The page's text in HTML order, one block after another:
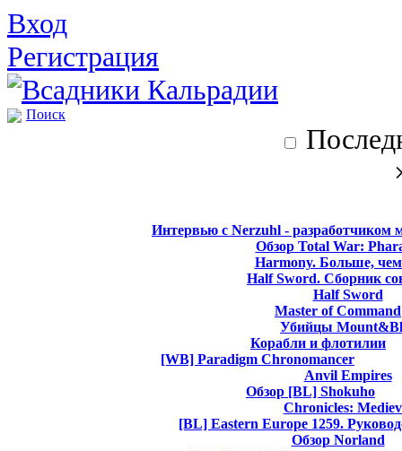
Вход
Регистрация
Поиск
Интервью с Nerzuhl - разработчиком
Обзор Total War:
Harmony. Больше,
Half Sword. Сборник
Half Sword
Master of Command
Убийцы
Корабли и флотилии
[WB] Paradigm Chronomancer
Anvil Empires
Обзор [BL] Shokuho
Chronicles:
[BL] Eastern Europe 1259.
Обзор Norland